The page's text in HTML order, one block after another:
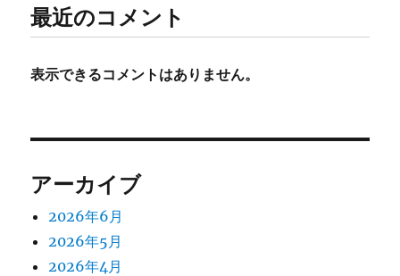
最近のコメント
表示できるコメントはありません。
アーカイブ
2026年6月
2026年5月
2026年4月